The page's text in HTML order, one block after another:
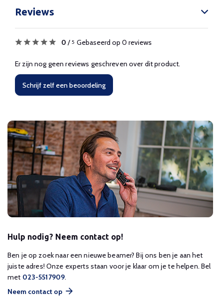
Reviews
0 / 5 Gebaseerd op 0 reviews
Er zijn nog geen reviews geschreven over dit product.
Schrijf zelf een beoordeling
Hulp nodig? Neem contact op!
Ben je op zoek naar een nieuwe beamer? Bij ons ben je aan het
juiste adres! Onze experts staan voor je klaar om je te helpen. Bel
met 023-5517909.
Neem contact op